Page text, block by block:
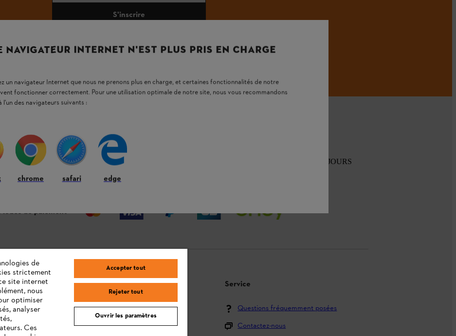
S'inscrire
100 ANS
LIVRAISON À DOMICILE OU CHEZ
RETOUR GRATUIT SOUS 30 JOURS
de paiement
Questions / Réponses
Moyens de paiement
Livraison
Service
Questions fréquemment posées
Contactez-nous
NAVIGATEUR INTERNET N'EST PLUS PRIS EN CHARGE
un navigateur Internet que nous ne prenons plus en charge, et certaines fonctionnalités de notre
fonctionner correctement. Pour une utilisation optimale de notre site, nous vous recommandons
l'un des navigateurs suivants :
chrome safari edge
de
strictement
site internet
nous
optimiser
analyser
Ces
Accepter tout
Rejeter tout
Ouvrir les paramètres